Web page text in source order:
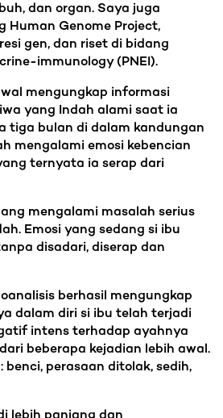
dan organ. Saya juga
Human Genome Project,
gen, dan riset di bidang
immunology (PNEI).
mengungkap informasi
yang Indah alami saat ia
tiga bulan di dalam kandungan
mengalami emosi kebencian
ternyata ia serap dari
mengalami masalah serius
Emosi yang sedang si ibu
disadari, diserap dan
berhasil mengungkap
dalam diri si ibu telah terjadi
intens terhadap ayahnya
beberapa kejadian lebih awal.
benci, perasaan ditolak, sedih,